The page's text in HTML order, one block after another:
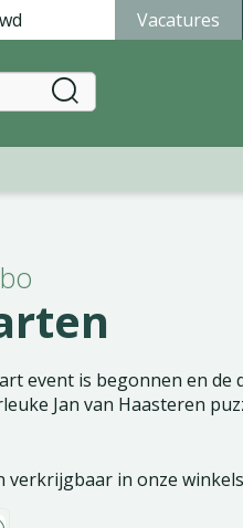
Vacatures
event is begonnen en de
Jan van Haasteren
verkrijgbaar in onze